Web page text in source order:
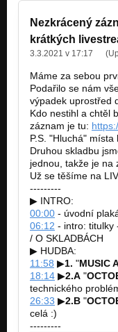
Nezkrácený
krátkých
3.3.2021 v 17:17
Máme za sebou
Podařilo se nám
výpadek uprostřed
Kdo nestihl a chtěl
záznam je tu:
P.S. "Hluchá" místa
Druhou skladbu
jednou, takže je na
Už se těšíme na
---------
▶ INTRO:
00:00 - úvodní
06:12 - intro: titulky
/ O SKLADBÁCH
▶ HUDBA:
11:58 ▶1. "MUSIC
18:14 ▶2.A "
technického
26:33 ▶2.B "
celá :)
---------